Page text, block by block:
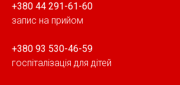
+380 44 291-61-60
запис на прийом
+380 93 530-46-59
госпіталізація для дітей